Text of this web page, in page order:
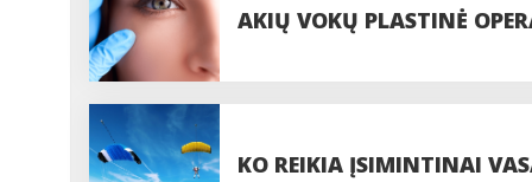
AKIŲ VOKŲ PLASTINĖ
KO REIKIA ĮSIMINTINAI